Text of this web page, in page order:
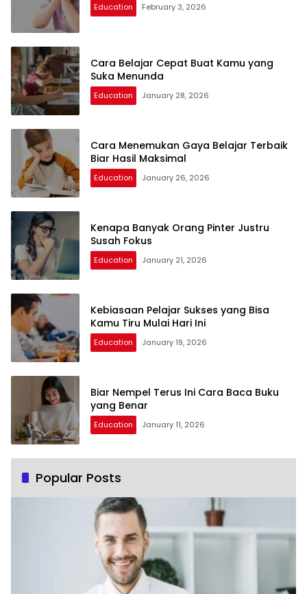
Education February 3, 2026
Cara Belajar Cepat Buat Kamu yang
Suka Menunda
Education January 28, 2026
Cara Menemukan Gaya Belajar Terbaik
Biar Hasil Maksimal
Education January 26, 2026
Kenapa Banyak Orang Pinter Justru
Susah Fokus
Education January 21, 2026
Kebiasaan Pelajar Sukses yang Bisa
Kamu Tiru Mulai Hari Ini
Education January 19, 2026
Biar Nempel Terus Ini Cara Baca Buku
yang Benar
Education January 11, 2026
Popular Posts